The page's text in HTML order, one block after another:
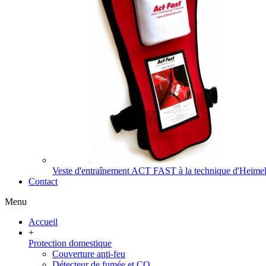
Veste d'entraînement ACT FAST à la technique
Contact
Menu
Accueil
+
Protection domestique
Couverture anti-feu